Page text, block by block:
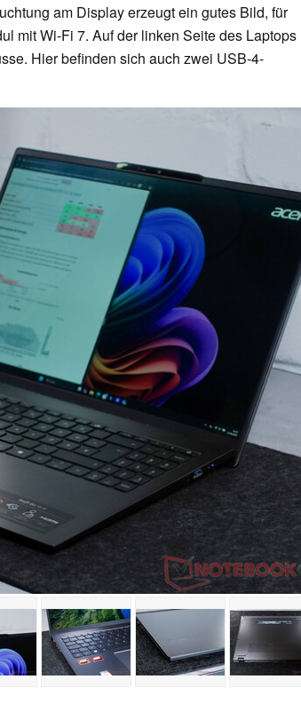
am Display erzeugt ein gutes Bild, für
mit Wi-Fi 7. Auf der linken Seite des Laptops
Hier befinden sich auch zwei USB-4-